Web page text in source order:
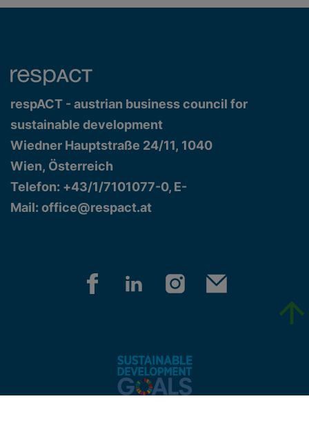
respACT - austrian business council for
sustainable development
Wiedner Hauptstraße 24/11, 1040
Wien, Österreich
Telefon: +43/1/7101077-0, E-
Mail: office@respact.at